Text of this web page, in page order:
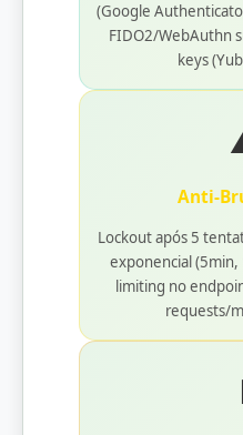
(Google
FIDO2/WebAuthn
keys
Anti-
Lockout após 5
exponencial
limiting no
requests/